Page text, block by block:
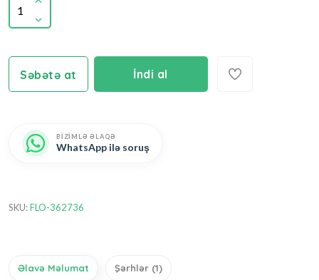
Səbətə at İndi al
BİZİMLƏ ƏLAQƏ
WhatsApp ilə soruş
SKU:FLO-362736
Əlavə Məlumat Şərhlər (1)